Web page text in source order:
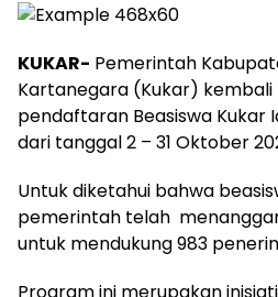
KUKAR- Pemerintah
Kartanegara (Kukar)
pendaftaran Beasiswa Kukar
dari tanggal 2 – 31 Oktober
Untuk diketahui bahwa
pemerintah telah
untuk mendukung 983
Program ini merupakan